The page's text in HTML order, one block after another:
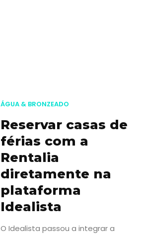
ÁGUA & BRONZEADO
Reservar casas de
férias com a
Rentalia
diretamente na
plataforma
Idealista
O Idealista passou a integrar a